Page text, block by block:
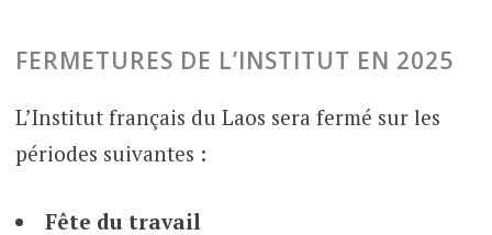
FERMETURES DE L’INSTITUT EN 2025
L’Institut français du Laos sera fermé sur les
périodes suivantes :
Fête du travail